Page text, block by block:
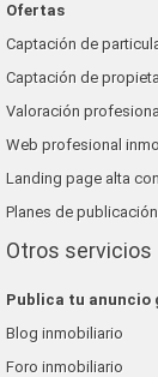
Ofertas
Captación de
Captación de
Valoración profesional
Web profesional
Landing page alta
Planes de publicación
Otros servicios
Publica tu anuncio
Blog inmobiliario
Foro inmobiliario